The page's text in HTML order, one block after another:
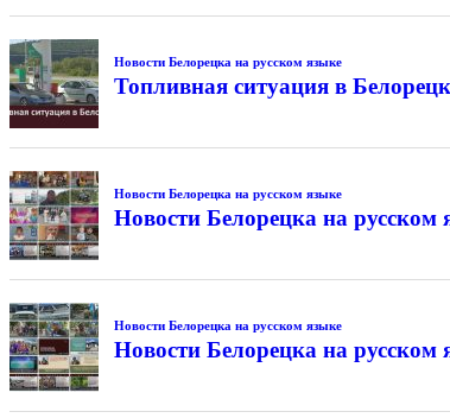
Новости Белорецка на русском языке
Топливная ситуация в
Новости Белорецка на русском языке
Новости Белорецка на русском
Новости Белорецка на русском языке
Новости Белорецка на русском